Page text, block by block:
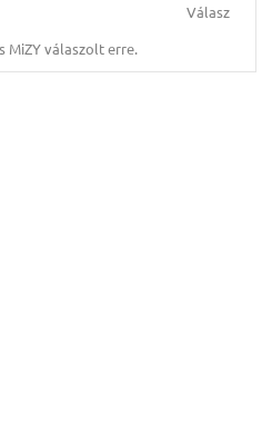
Válasz
MiZYválaszolt erre.